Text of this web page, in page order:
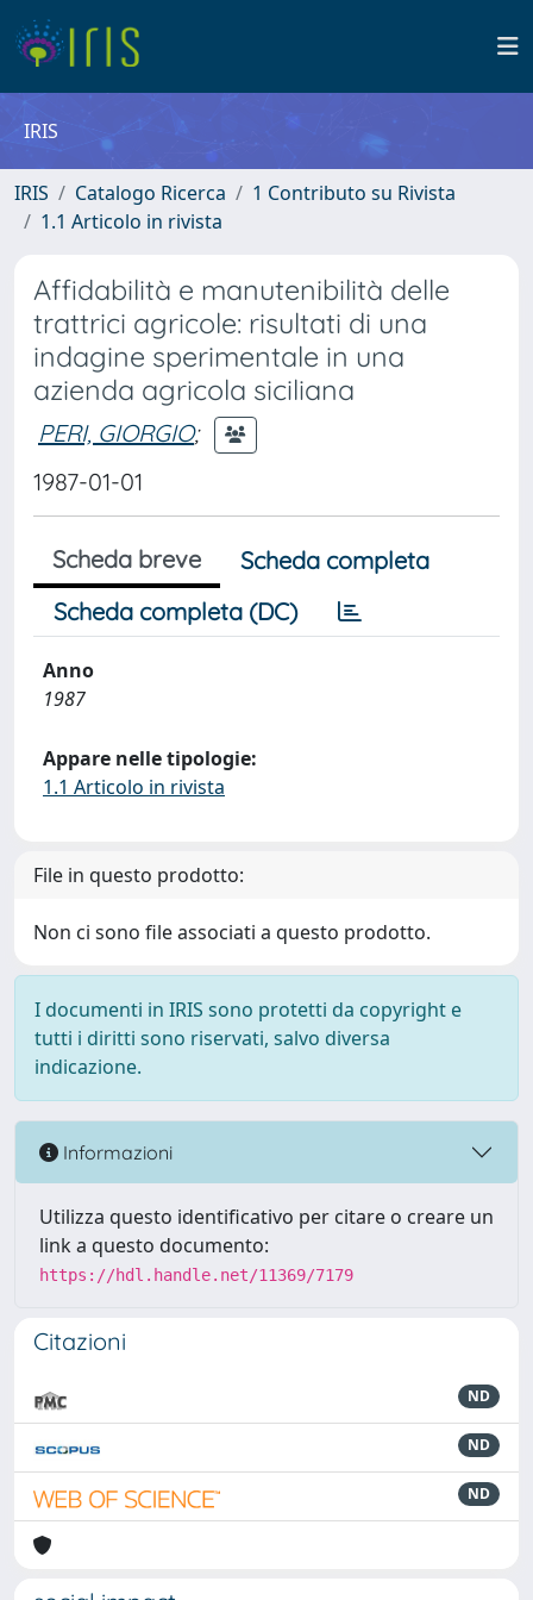
IRIS
IRIS Catalogo Ricerca
1 Contributo su Rivista
1.1 Articolo in rivista
Affidabilità e manutenibilità delle
trattrici agricole: risultati di una
indagine sperimentale in una
azienda agricola siciliana
PERI, GIORGIO;
1987-01-01
Scheda breve
Scheda completa
Scheda completa (DC)
Anno
1987
Appare nelle tipologie:
1.1 Articolo in rivista
File in questo prodotto:
Non ci sono file associati a questo prodotto.
I documenti in IRIS sono protetti da copyright e
tutti i diritti sono riservati, salvo diversa
indicazione.
Informazioni
Utilizza questo identificativo per citare o creare un
link a questo documento:
https://hdl.handle.net/11369/7179
Citazioni
ND
ND
ND